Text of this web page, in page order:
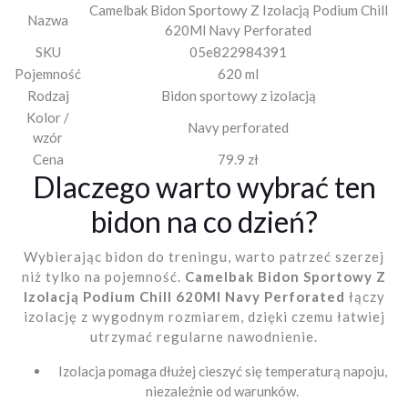
Nazwa
Camelbak Bidon Sportowy Z Izolacją Podium Chill
620Ml Navy Perforated
SKU
05e822984391
Pojemność
620 ml
Rodzaj
Bidon sportowy z izolacją
Kolor /
wzór
Navy perforated
Cena
79.9 zł
Dlaczego warto wybrać ten
bidon na co dzień?
Wybierając bidon do treningu, warto patrzeć szerzej
niż tylko na pojemność. Camelbak Bidon Sportowy Z
Izolacją Podium Chill 620Ml Navy Perforated łączy
izolację z wygodnym rozmiarem, dzięki czemu łatwiej
utrzymać regularne nawodnienie.
Izolacja pomaga dłużej cieszyć się temperaturą napoju,
niezależnie od warunków.